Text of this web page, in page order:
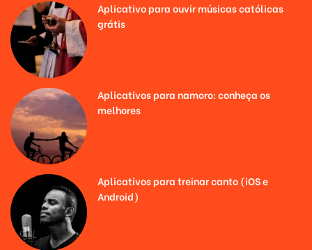
Aplicativo para ouvir músicas católicas
grátis
Aplicativos para namoro: conheça os
melhores
Aplicativos para treinar canto (iOS e
Android)